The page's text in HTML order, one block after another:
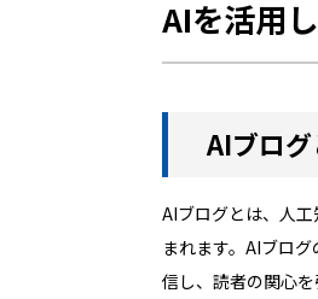
AIを活用
AIブロ
AIブログとは、人
まれます。AIブロ
信し、読者の関心を